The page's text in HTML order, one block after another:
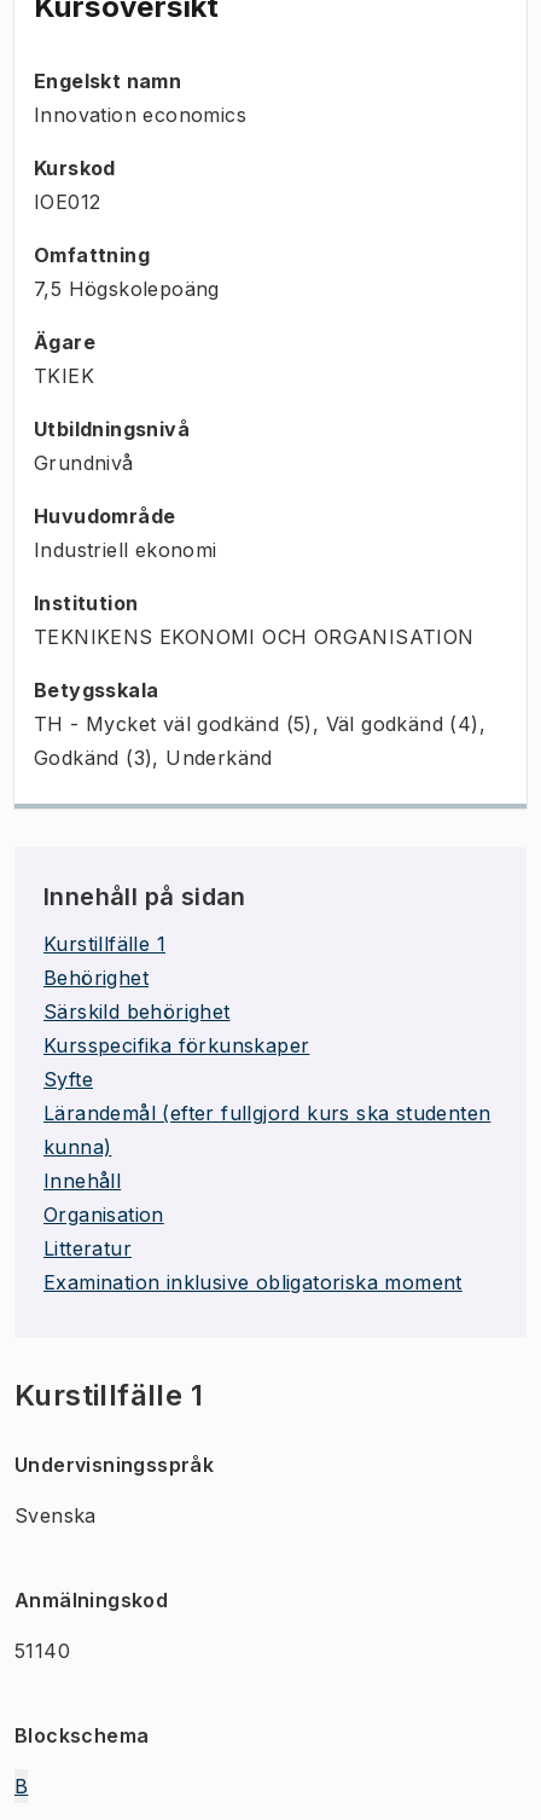
Engelskt namn
Innovation economics
Kurskod
IOE012
Omfattning
7,5 Högskolepoäng
Ägare
TKIEK
Utbildningsnivå
Grundnivå
Huvudområde
Industriell ekonomi
Institution
TEKNIKENS EKONOMI OCH ORGANISATION
Betygsskala
TH - Mycket väl godkänd (5), Väl godkänd (4),
Godkänd (3), Underkänd
Innehåll på sidan
Kurstillfälle 1
Behörighet
Särskild behörighet
Kursspecifika förkunskaper
Syfte
Lärandemål (efter fullgjord kurs ska studenten
kunna)
Innehåll
Organisation
Litteratur
Examination inklusive obligatoriska moment
Kurstillfälle 1
Undervisningsspråk
Svenska
Anmälningskod
51140
Blockschema
B